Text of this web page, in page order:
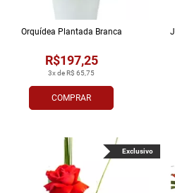
COMPRAR
3x de R$ 65,75
R$197,25
Orquídea Plantada Branca
Exclusivo